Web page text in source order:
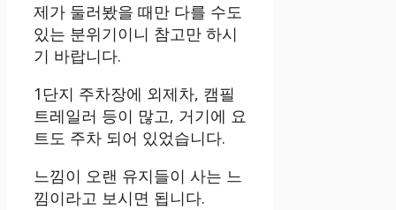
제가 둘러봤을 때만 다를 수도
있는 분위기이니 참고만 하시
기 바랍니다.
1단지 주차장에 외제차, 캠필
트레일러 등이 많고, 거기에 요
트도 주차 되어 있었습니다.
느낌이 오랜 유지들이 사는 느
낌이라고 보시면 됩니다.